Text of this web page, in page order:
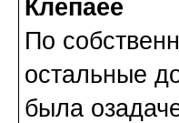
Клепаee
По
остальные
была